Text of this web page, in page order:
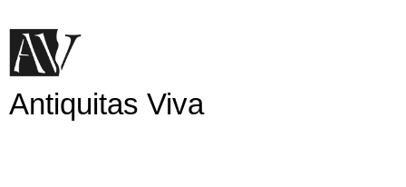
Antiquitas Viva